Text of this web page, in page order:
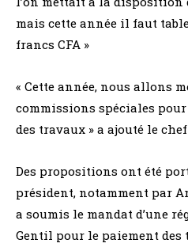
mais cette année il faut
francs CFA »
« Cette année, nous allons
commissions spéciales
des travaux » a ajouté le chef
Des propositions ont été
président, notamment par
a soumis le mandat d’une
Gentil pour le paiement